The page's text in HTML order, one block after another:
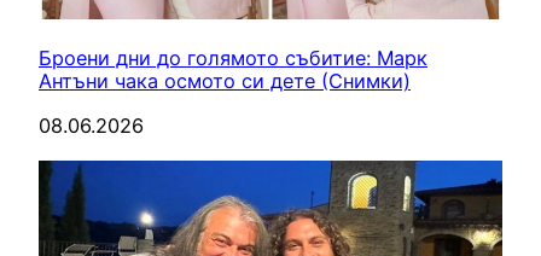
Броени дни до голямото събитие: Марк
Антъни чака осмото си дете (Снимки)
08.06.2026